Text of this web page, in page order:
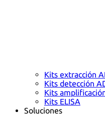
Kits extracción
Kits detección
Kits
Kits ELISA
Soluciones